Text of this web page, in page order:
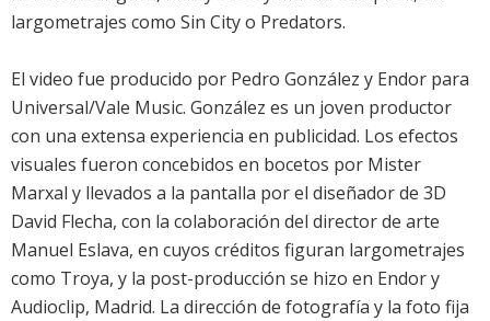
largometrajes como Sin Cityo Predators.
El video fue producido por Pedro González y Endor para
Universal/Vale Music. González es un joven productor
con una extensa experiencia en publicidad. Los efectos
visuales fueron concebidos en bocetos por Mister
Marxal y llevados a la pantalla por el diseñador de 3D
David Flecha, con la colaboración del director de arte
Manuel Eslava, en cuyos créditos figuran largometrajes
como Troya, y la post-producción se hizo en Endor y
Audioclip, Madrid. La dirección de fotografía y la foto fija